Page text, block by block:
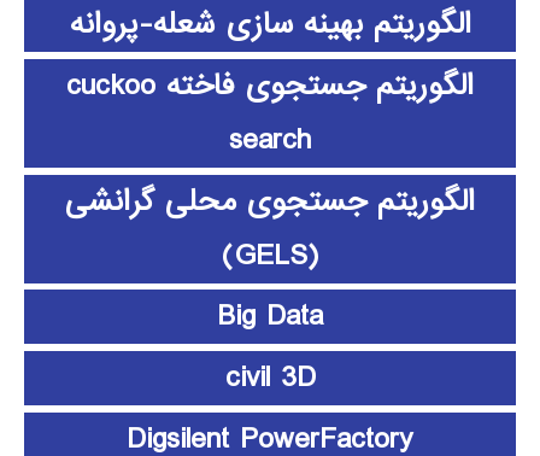
الگوریتم بهینه سازی شعله-پروانه
الگوریتم جستجوی فاخته cuckoo
search
الگوریتم جستجوی محلی گرانشی
(GELS)
Big Data
civil 3D
Digsilent PowerFactory